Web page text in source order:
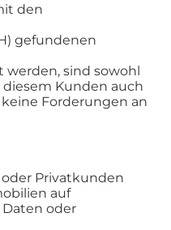
den
gefundenen
sind sowohl
Kunden auch
Forderungen an
Privatkunden
auf
oder